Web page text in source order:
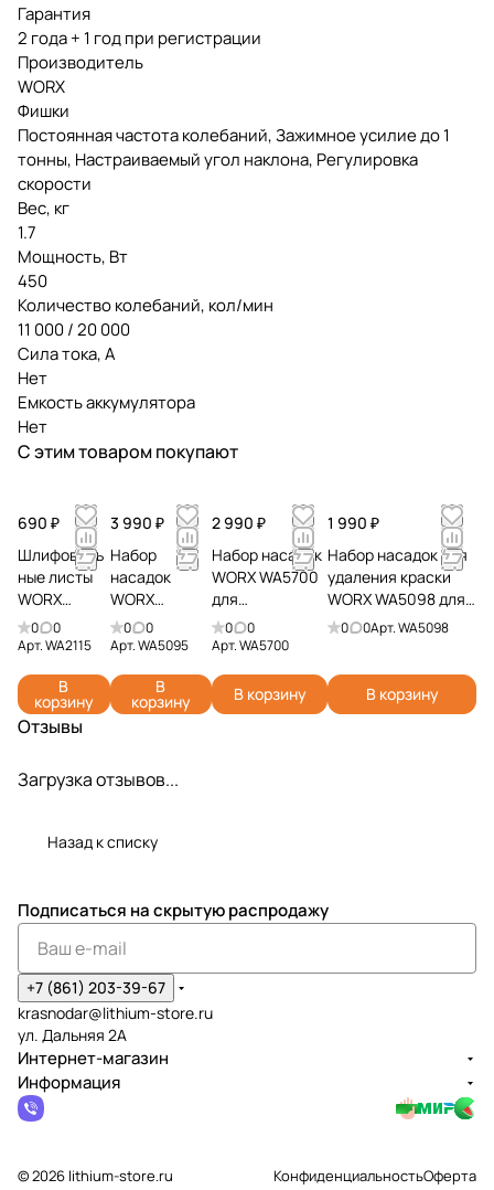
Гарантия
2 года + 1 год при регистрации
Производитель
WORX
Фишки
Постоянная частота колебаний, Зажимное усилие до 1
тонны, Настраиваемый угол наклона, Регулировка
скорости
Вес, кг
1.7
Мощность, Вт
450
Количество колебаний, кол/мин
11 000 / 20 000
Сила тока, А
Нет
Емкость аккумулятора
Нет
С этим товаром покупают
690 ₽
Шлифоваль
ные листы
WORX
WA2115
20шт.
0
0
Арт.WA2115
В
корзину
3 990 ₽
Набор
насадок
WORX
WA5095 для
реноватора
0
0
Арт.WA5095
В
корзину
2 990 ₽
Набор насадок
WORX WA5700
для
реноватора 27
шт.
0
0
Арт.WA5700
В корзину
1 990 ₽
Набор насадок для
удаления краски
WORX WA5098 для
реноватора
0 0Арт.WA5098
В корзину
Отзывы
Загрузка отзывов...
Назад к списку
Подписаться на скрытую распродажу
+7 (861) 203-39-67
krasnodar@lithium-store.ru
ул. Дальняя 2А
Интернет-магазин
Информация
© 2026 lithium-store.ru КонфиденциальностьОферта